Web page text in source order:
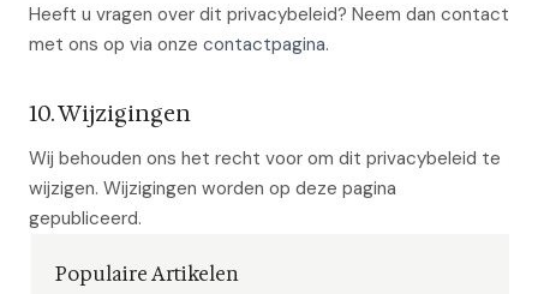
Heeft u vragen over dit privacybeleid? Neem dan contact
met ons op via onze contactpagina.
10. Wijzigingen
Wij behouden ons het recht voor om dit privacybeleid te
wijzigen. Wijzigingen worden op deze pagina
gepubliceerd.
Populaire Artikelen